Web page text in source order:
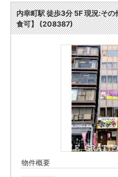
内幸町駅 徒歩3分 5F 現況:そ
食可】 (208387)
物件概要